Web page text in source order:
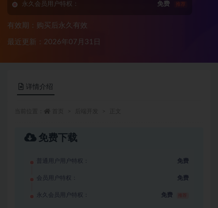
永久会员用户特权： 免费 推荐
有效期：购买后永久有效
最近更新：2026年07月31日
详情介绍
免费下载
普通用户用户特权： 免费
会员用户特权： 免费
永久会员用户特权： 免费